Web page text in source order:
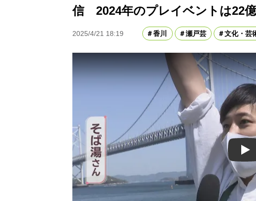
信 2024年のプレイベントは22
2025/4/21 18:19 香川 瀬戸芸 文化・芸
Play